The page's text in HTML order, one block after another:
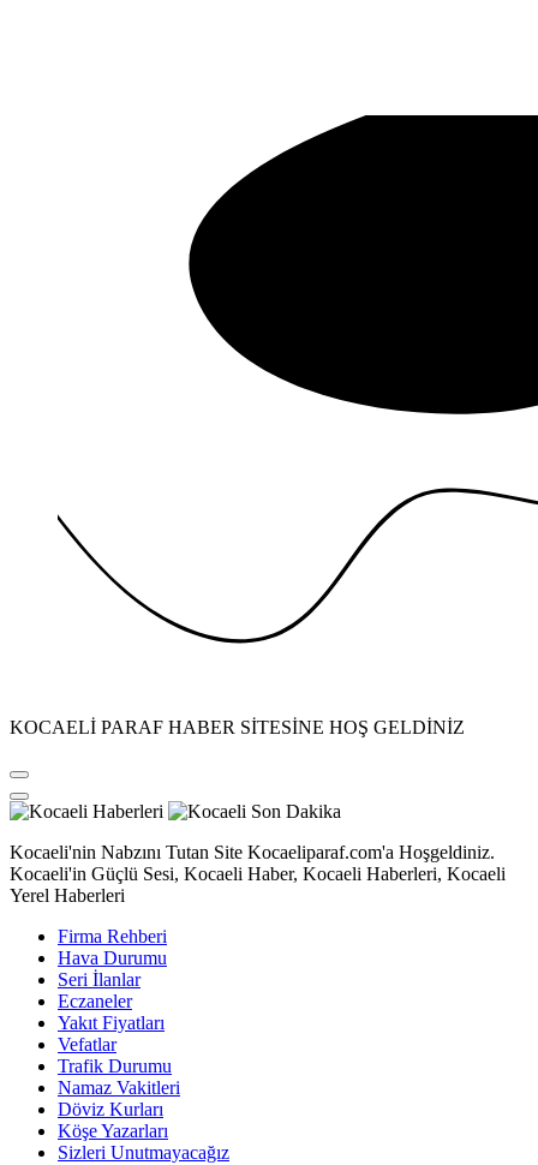
KOCAELİ PARAF HABER SİTESİNE HOŞ GELDİNİZ
Kocaeli'nin Nabzını Tutan Site Kocaeliparaf.com'a Hoşgeldiniz.
Kocaeli'in Güçlü Sesi, Kocaeli Haber, Kocaeli Haberleri, Kocaeli
Yerel Haberleri
Firma Rehberi
Hava Durumu
Seri İlanlar
Eczaneler
Yakıt Fiyatları
Vefatlar
Trafik Durumu
Namaz Vakitleri
Döviz Kurları
Köşe Yazarları
Sizleri Unutmayacağız